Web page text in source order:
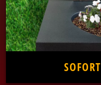
SOFORT